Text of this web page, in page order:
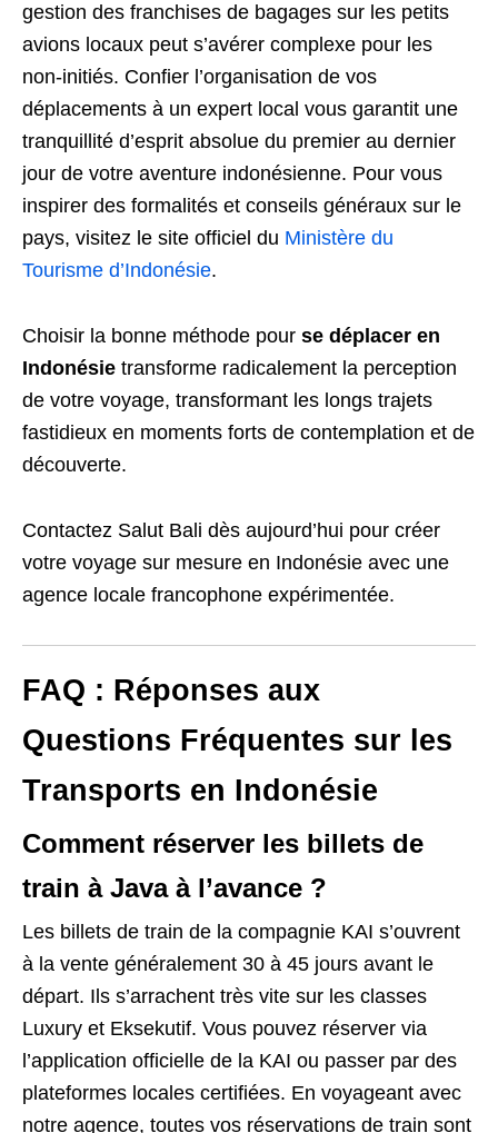
gestion des franchises de bagages sur les petits
avions locaux peut s’avérer complexe pour les
non-initiés. Confier l’organisation de vos
déplacements à un expert local vous garantit une
tranquillité d’esprit absolue du premier au dernier
jour de votre aventure indonésienne. Pour vous
inspirer des formalités et conseils généraux sur le
pays, visitez le site officiel du Ministère du
Tourisme d’Indonésie.
Choisir la bonne méthode pour se déplacer en
Indonésie transforme radicalement la perception
de votre voyage, transformant les longs trajets
fastidieux en moments forts de contemplation et de
découverte.
Contactez Salut Bali dès aujourd’hui pour créer
votre voyage sur mesure en Indonésie avec une
agence locale francophone expérimentée.
FAQ : Réponses aux
Questions Fréquentes sur les
Transports en Indonésie
Comment réserver les billets de
train à Java à l’avance ?
Les billets de train de la compagnie KAI s’ouvrent
à la vente généralement 30 à 45 jours avant le
départ. Ils s’arrachent très vite sur les classes
Luxury et Eksekutif. Vous pouvez réserver via
l’application officielle de la KAI ou passer par des
plateformes locales certifiées. En voyageant avec
notre agence, toutes vos réservations de train sont